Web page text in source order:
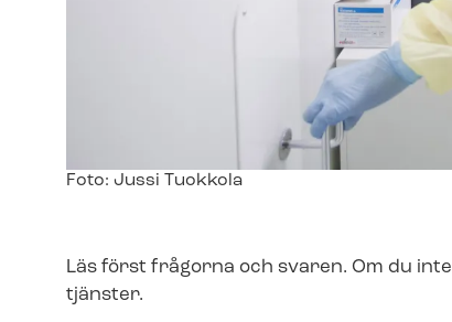
Image
Foto: Jussi Tuokkola
Läs först frågorna och svaren. Om du
tjänster.